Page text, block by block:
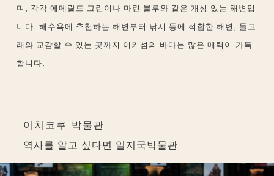
며, 각각 에메랄드 그린이나 마린 블루와 같은 개성 있는 해변입
니다. 해수욕에 추천하는 해변부터 낚시 등에 적합한 해변, 돌고
래와 교감할 수 있는 곳까지 이키섬의 바다는 많은 매력이 가득
합니다.
이치코쿠 박물관
역사를 알고 싶다면 일지국박물관